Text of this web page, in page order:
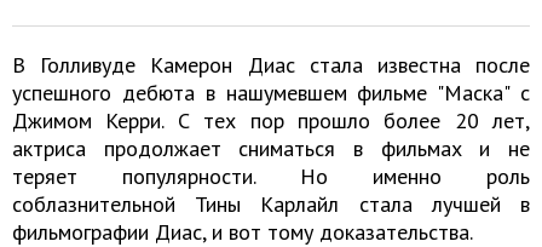
В Голливуде Камерон Диас стала известна после
успешного дебюта в нашумевшем фильме "Маска" с
Джимом Керри. С тех пор прошло более 20 лет,
актриса продолжает сниматься в фильмах и не
теряет популярности. Но именно роль
соблазнительной Тины Карлайл стала лучшей в
фильмографии Диас, и вот тому доказательства.